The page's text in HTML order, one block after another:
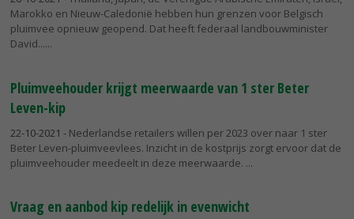
Marokko en Nieuw-Caledonië hebben hun grenzen voor Belgisch
pluimvee opnieuw geopend. Dat heeft federaal landbouwminister
David...
Pluimveehouder krijgt meerwaarde van 1 ster Beter
Leven-kip
22-10-2021 - Nederlandse retailers willen per 2023 over naar 1 ster
Beter Leven-pluimveevlees. Inzicht in de kostprijs zorgt ervoor dat de
pluimveehouder meedeelt in deze meerwaarde.
Vraag en aanbod kip redelijk in evenwicht